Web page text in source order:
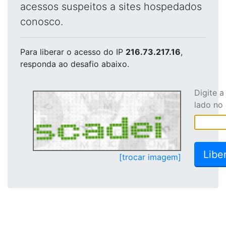
acessos suspeitos a sites hospedados
conosco.
Para liberar o acesso do IP 216.73.217.16,
responda ao desafio abaixo.
[trocar imagem]
Digite
lado no